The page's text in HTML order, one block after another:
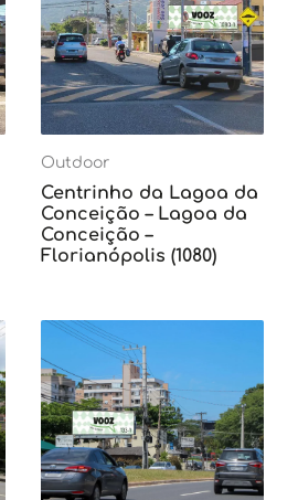
Outdoor
Centrinho da Lagoa da
Conceição – Lagoa da
Conceição –
Florianópolis (1080)